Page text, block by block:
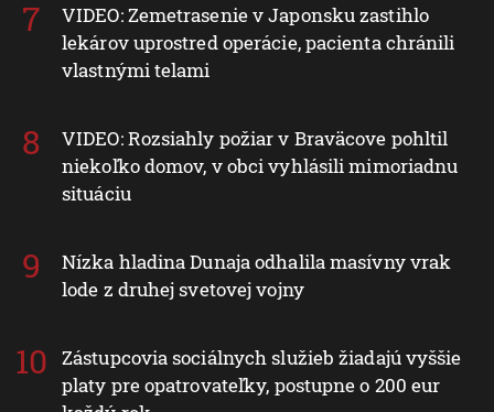
VIDEO: Zemetrasenie v Japonsku zastihlo
lekárov uprostred operácie, pacienta chránili
vlastnými telami
VIDEO: Rozsiahly požiar v Braväcove pohltil
niekoľko domov, v obci vyhlásili mimoriadnu
situáciu
Nízka hladina Dunaja odhalila masívny vrak
lode z druhej svetovej vojny
Zástupcovia sociálnych služieb žiadajú vyššie
platy pre opatrovateľky, postupne o 200 eur